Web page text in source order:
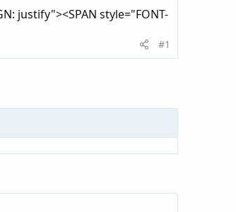
justify"><SPAN style="FONT-
#1